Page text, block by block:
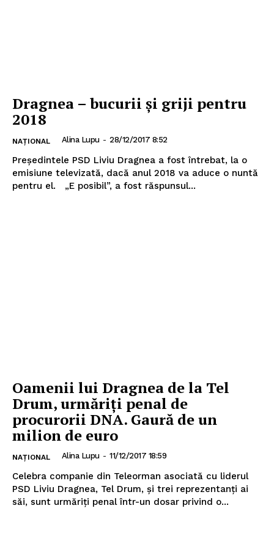
Dragnea – bucurii și griji pentru
2018
NAȚIONAL Alina Lupu - 28/12/2017 8:52
Preşedintele PSD Liviu Dragnea a fost întrebat, la o
emisiune televizată, dacă anul 2018 va aduce o nuntă
pentru el. „E posibil”, a fost răspunsul...
Oamenii lui Dragnea de la Tel
Drum, urmăriți penal de
procurorii DNA. Gaură de un
milion de euro
NAȚIONAL Alina Lupu - 11/12/2017 18:59
Celebra companie din Teleorman asociată cu liderul
PSD Liviu Dragnea, Tel Drum, şi trei reprezentanţi ai
săi, sunt urmăriţi penal într-un dosar privind o...